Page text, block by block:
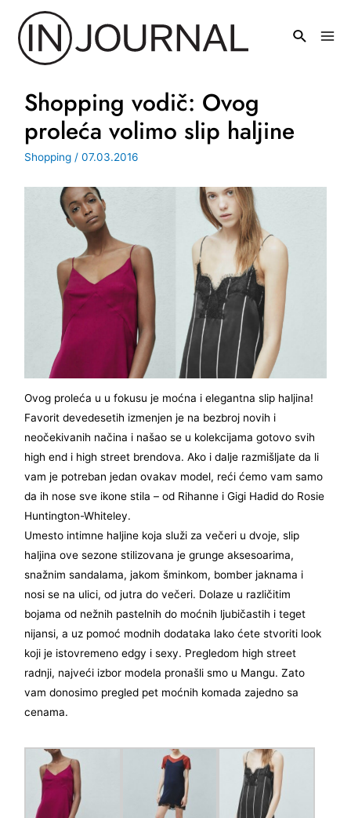
sadržaj
Shopping vodič: Ovog
proleća volimo slip haljine
Shopping /07.03.2016
Ovog proleća u u fokusu je moćna i elegantna slip haljina!
Favorit devedesetih izmenjen je na bezbroj novih i
neočekivanih načina i našao se u kolekcijama gotovo svih
high end i high street brendova. Ako i dalje razmišljate da li
vam je potreban jedan ovakav model, reći ćemo vam samo
da ih nose sve ikone stila – od Rihanne i Gigi Hadid do Rosie
Huntington-Whiteley.
Umesto intimne haljine koja služi za večeri u dvoje, slip
haljina ove sezone stilizovana je grunge aksesoarima,
snažnim sandalama, jakom šminkom, bomber jaknama i
nosi se na ulici, od jutra do večeri. Dolaze u različitim
bojama od nežnih pastelnih do moćnih ljubičastih i teget
nijansi, a uz pomoć modnih dodataka lako ćete stvoriti look
koji je istovremeno edgy i sexy. Pregledom high street
radnji, najveći izbor modela pronašli smo u Mangu. Zato
vam donosimo pregled pet moćnih komada zajedno sa
cenama.